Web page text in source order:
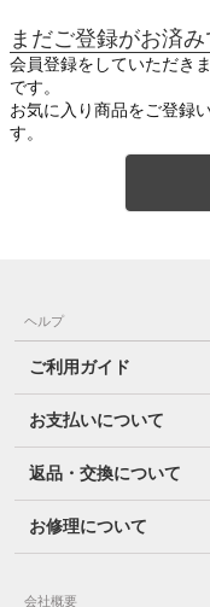
まだご登録がお済
会員登録をしていただき
です。
お気に入り商品をご登録
す。
ヘルプ
ご利用ガイド
お支払いについて
返品・交換について
お修理について
会社概要